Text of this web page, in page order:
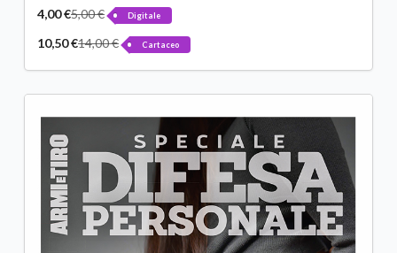
4,00 €5,00 € Digitale
10,50 €14,00 € Cartaceo